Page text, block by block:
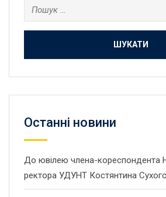
Пошук:
Останнi новини
До ювілею члена-кореспондента
ректора УДУНТ Костянтина Сухого